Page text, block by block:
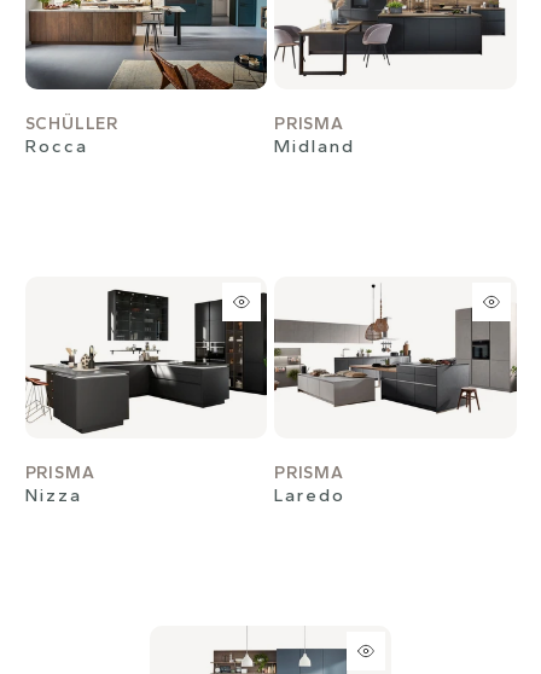
SCHÜLLER
Rocca
PRISMA
Midland
PRISMA
Nizza
PRISMA
Laredo